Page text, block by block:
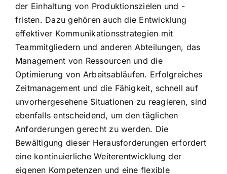
der Einhaltung von Produktionszielen und -
fristen. Dazu gehören auch die Entwicklung
effektiver Kommunikationsstrategien mit
Teammitgliedern und anderen Abteilungen, das
Management von Ressourcen und die
Optimierung von Arbeitsabläufen. Erfolgreiches
Zeitmanagement und die Fähigkeit, schnell auf
unvorhergesehene Situationen zu reagieren, sind
ebenfalls entscheidend, um den täglichen
Anforderungen gerecht zu werden. Die
Bewältigung dieser Herausforderungen erfordert
eine kontinuierliche Weiterentwicklung der
eigenen Kompetenzen und eine flexible